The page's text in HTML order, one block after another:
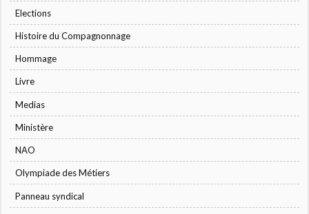
Elections
Histoire du Compagnonnage
Hommage
Livre
Medias
Ministère
NAO
Olympiade des Métiers
Panneau syndical